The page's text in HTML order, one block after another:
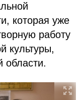
которая уже
работу
культуры,
области.